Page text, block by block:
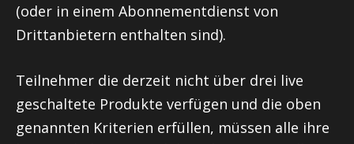
(oder in einem Abonnementdienst von
Drittanbietern enthalten sind).
Teilnehmer die derzeit nicht über drei live
geschaltete Produkte verfügen und die oben
genannten Kriterien erfüllen, müssen alle ihre